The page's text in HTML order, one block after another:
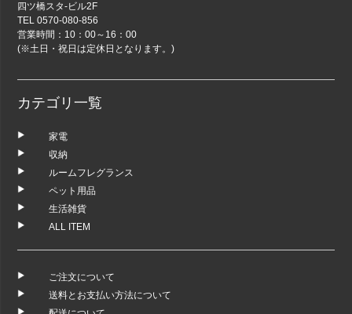
四ツ橋スタ-ビル2F
TEL 0570-080-856
営業時間：10：00～16：00
(※土日・祝日は定休日となります。)
カテゴリ一覧
家電
収納
ルームフレグランス
ペット用品
生活雑貨
ALL ITEM
ご注文について
送料とお支払い方法について